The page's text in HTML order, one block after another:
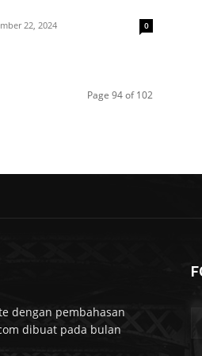
22, 2024 0
Page 94 of 102
dengan pembahasan
dibuat pada bulan